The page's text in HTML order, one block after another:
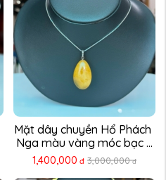
Mặt dây chuyền Hổ Phách
Nga màu vàng móc bạc ...
1,400,000 đ 3,000,000 đ